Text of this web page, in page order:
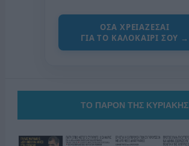
ΟΣΑ ΧΡΕΙΑΖΕΣΑΙ
ΓΙΑ ΤΟ ΚΑΛΟΚΑΙΡΙ ΣΟΥ →
ΤΟ ΠΑΡΟΝ ΤΗΣ ΚΥΡΙΑΚΗΣ